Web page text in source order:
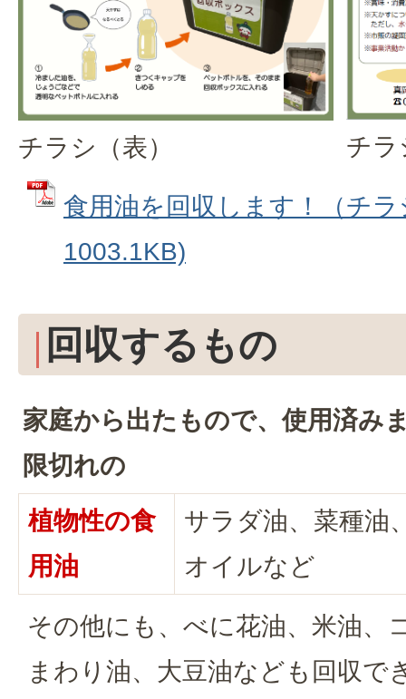
チラシ（表） チラ
食用油を回収します！（チ
1003.1KB)
回収するもの
家庭から出たもので、使用済み
限切れの
植物性の食
用油
サラダ油、菜種油
オイルなど
その他にも、べに花油、米油、
まわり油、大豆油なども回収で